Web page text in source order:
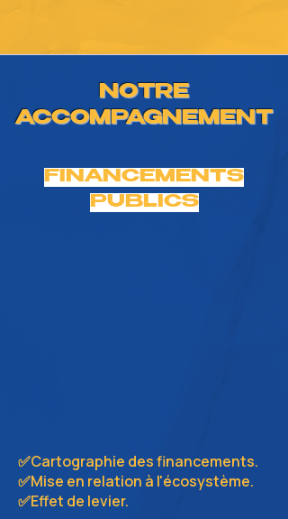
NOTRE
ACCOMPAGNEMENT
FINANCEMENTS
PUBLICS
✅Cartographie des financements.
✅Mise en relation à l'écosystème.
✅Effet de levier.